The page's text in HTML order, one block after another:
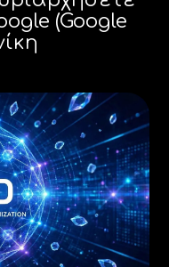
(Google